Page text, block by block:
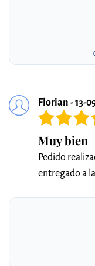
Florian - 13-
Muy bien
Pedido
entregado a